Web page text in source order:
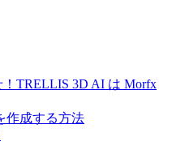
TRELLIS 3D AI は Morfx
作成する方法